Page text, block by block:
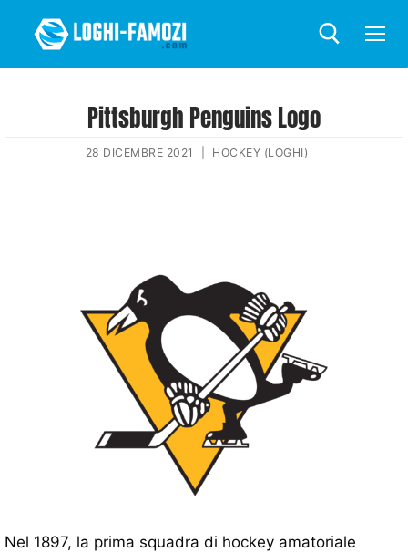
Pittsburgh Penguins Logo
28 DICEMBRE 2021 HOCKEY (LOGHI)
Nel 1897, la prima squadra di hockey amatoriale